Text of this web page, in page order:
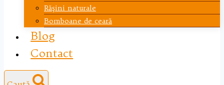
Răşini naturale
Bomboane de ceară
Blog
Contact